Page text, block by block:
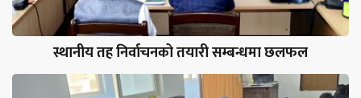
स्थानीय तह निर्वाचनको तयारी सम्बन्धमा छलफल